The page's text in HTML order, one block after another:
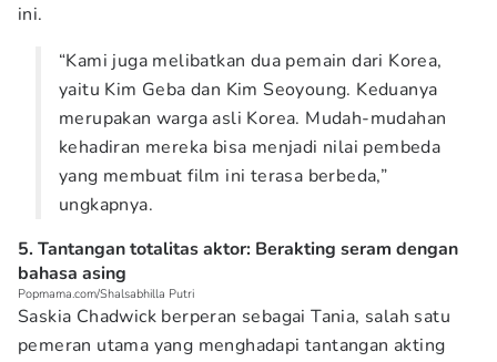
ini.
“Kami juga melibatkan dua pemain dari Korea,
yaitu Kim Geba dan Kim Seoyoung. Keduanya
merupakan warga asli Korea. Mudah-mudahan
kehadiran mereka bisa menjadi nilai pembeda
yang membuat film ini terasa berbeda,”
ungkapnya.
5. Tantangan totalitas aktor: Berakting seram dengan
bahasa asing
Popmama.com/Shalsabhilla Putri
Saskia Chadwick berperan sebagai Tania, salah satu
pemeran utama yang menghadapi tantangan akting